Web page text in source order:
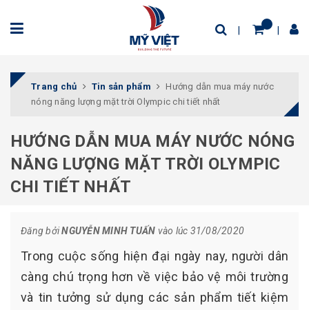
Trang chủ Tin sản phẩm
Hướng dẫn mua máy nước
nóng năng lượng mặt trời Olympic chi tiết nhất
HƯỚNG DẪN MUA MÁY NƯỚC NÓNG
NĂNG LƯỢNG MẶT TRỜI OLYMPIC
CHI TIẾT NHẤT
Đăng bởiNGUYỄN MINH TUẤN vào lúc 31/08/2020
Trong cuộc sống hiện đại ngày nay, người dân
càng chú trọng hơn về việc bảo vệ môi trường
và tin tưởng sử dụng các sản phẩm tiết kiệm